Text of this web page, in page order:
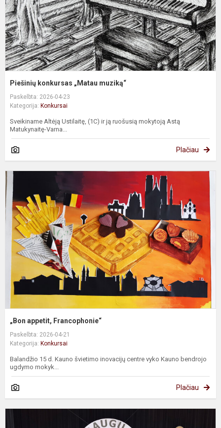
Piešinių konkursas „Matau muziką“
Paskelbta: 2026-04-23
Kategorija: Konkursai
Sveikiname Altėją Ustilaitę, (1C) ir ją ruošusią mokytoją Astą
Matukynaitę-Varna...
Plačiau
„Bon appetit, Francophonie“
Paskelbta: 2026-04-21
Kategorija: Konkursai
Balandžio 15 d. Kauno švietimo inovacijų centre vyko Kauno bendrojo
ugdymo mokyk...
Plačiau